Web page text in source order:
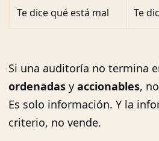
Te dice qué está mal Te
Si una auditoría no termina
ordenadas y accionables,
Es solo información. Y la
criterio, no vende.